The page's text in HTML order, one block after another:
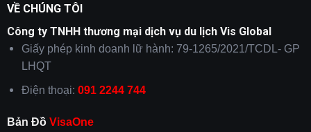
VỀ CHÚNG TÔI
Công ty TNHH thương mại dịch vụ du lịch Vis Global
Giấy phép kinh doanh lữ hành: 79-1265/2021/TCDL- GP
LHQT
Điện thoại: 091 2244 744
Bản Đồ VisaOne